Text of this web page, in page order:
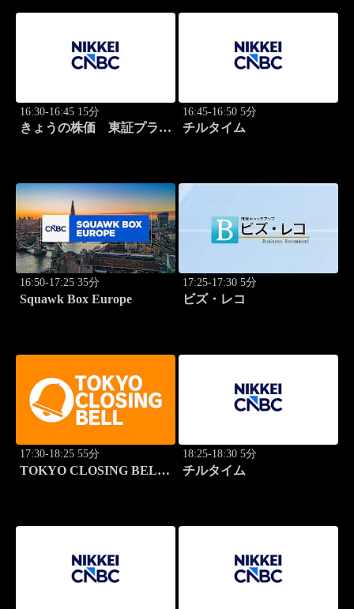
16:30-16:45 15分
きょうの株価 東証プライ
16:45-16:50 5分
チルタイム
16:50-17:25 35分
Squawk Box Europe
17:25-17:30 5分
ビズ・レコ
17:30-18:25 55分
TOKYO CLOSING BELL
18:25-18:30 5分
チルタイム